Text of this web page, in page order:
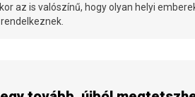
az is valószínű, hogy olyan helyi